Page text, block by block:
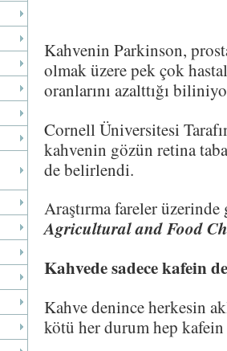
Kahvenin Parkinson,
olmak üzere pek çok
oranlarını azalttığı
Cornell Üniversitesi
kahvenin gözün retina
de belirlendi.
Araştırma fareler
Agricultural and Food
Kahvede sadece kafein
Kahve denince herkesin
kötü her durum hep